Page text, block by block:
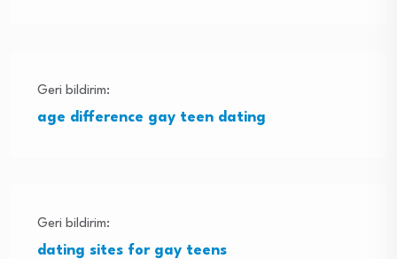
Geri bildirim:
age difference gay teen dating
Geri bildirim:
dating sites for gay teens